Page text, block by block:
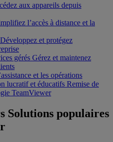
aux appareils depuis
l’accès à distance et la
Développez et protégez
gérés Gérez et maintenez
et les opérations
lucratif et éducatifs Remise de
TeamViewer
Solutions populaires